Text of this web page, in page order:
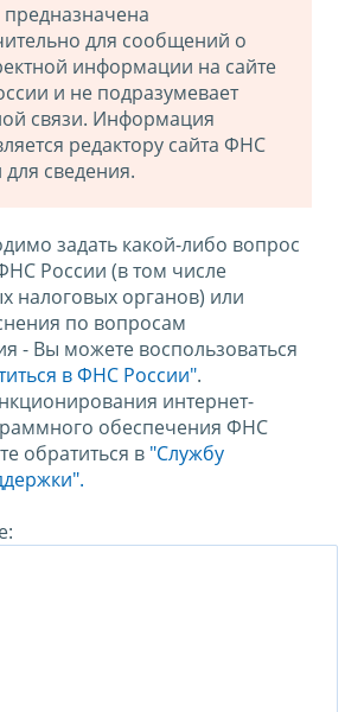
для сообщений о
информации на сайте
и не подразумевает
связи. Информация
редактору сайта ФНС
для сведения.
задать какой-либо вопрос
России (в том числе
налоговых органов) или
по вопросам
- Вы можете воспользоваться
в ФНС России".
интернет-
обеспечения ФНС
обратиться в "Службу